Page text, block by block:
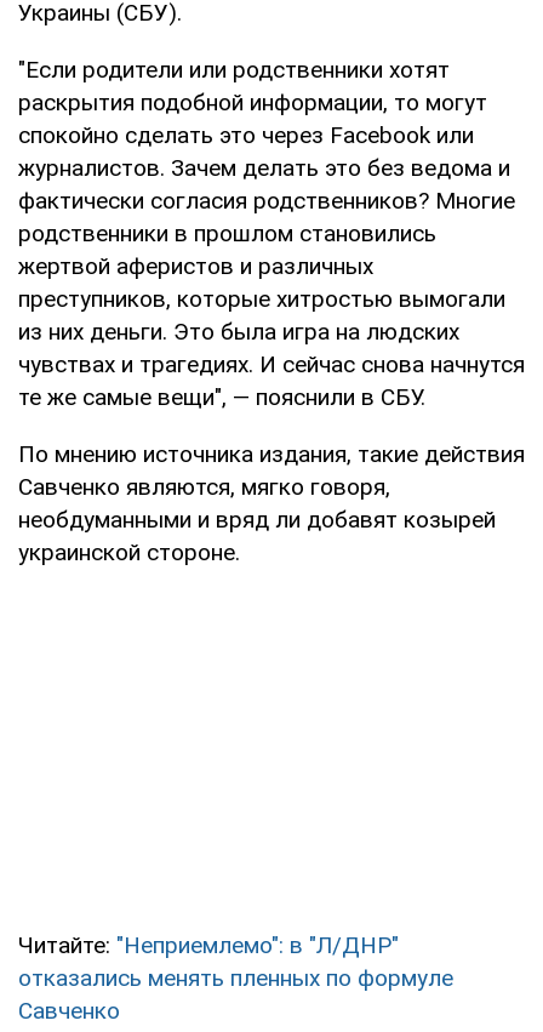
Украины (СБУ).
"Если родители или родственники хотят
раскрытия подобной информации, то могут
спокойно сделать это через Facebook или
журналистов. Зачем делать это без ведома и
фактически согласия родственников? Многие
родственники в прошлом становились
жертвой аферистов и различных
преступников, которые хитростью вымогали
из них деньги. Это была игра на людских
чувствах и трагедиях. И сейчас снова начнутся
те же самые вещи", — пояснили в СБУ.
По мнению источника издания, такие действия
Савченко являются, мягко говоря,
необдуманными и вряд ли добавят козырей
украинской стороне.
Читайте: "Неприемлемо": в "Л/ДНР"
отказались менять пленных по формуле
Савченко